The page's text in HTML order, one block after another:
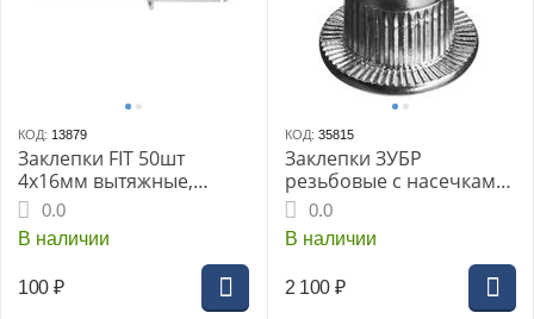
КОД: 13879
Заклепки FIT 50шт
4x16мм вытяжные,
алюминевые (MU)
(23746дi)
0.0
В наличии
100 ₽
КОД: 35815
Заклепки ЗУБР
резьбовые с насечками
М4 1000шт
0.0
В наличии
2 100 ₽